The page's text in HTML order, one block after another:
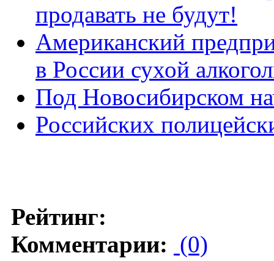
продавать не будут!
Американский
в России сухой
Под Новосибирском
Российских
Рейтинг:
Комментарии: (0)